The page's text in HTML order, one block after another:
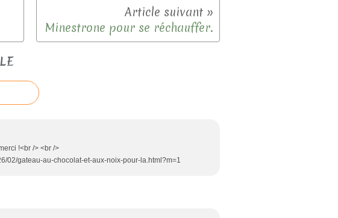
Minestrone pour se réchauffer.
!<br /> <br />
02/gateau-au-chocolat-et-aux-noix-pour-la.html?m=1